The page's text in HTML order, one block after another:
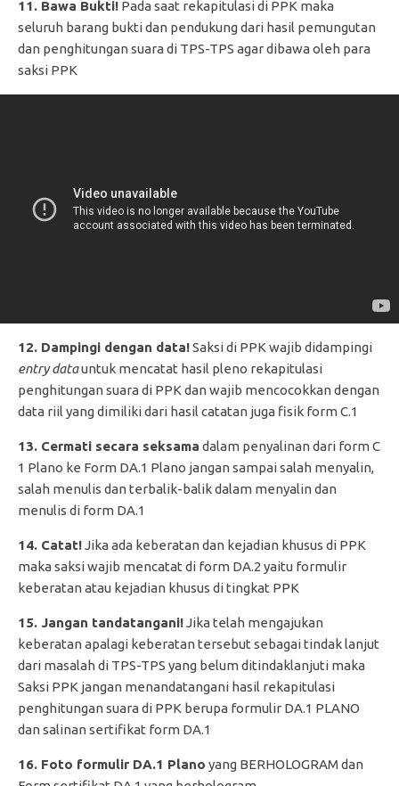
11. Bawa Bukti! Pada saat rekapitulasi di PPK maka
seluruh barang bukti dan pendukung dari hasil pemungutan
dan penghitungan suara di TPS-TPS agar dibawa oleh para
saksi PPK
12. Dampingi dengan data!Saksi di PPK wajib didampingi
entry datauntuk mencatat hasil pleno rekapitulasi
penghitungan suara di PPK dan wajib mencocokkan dengan
data riil yang dimiliki dari hasil catatan juga fisik form C.1
13. Cermati secara seksama dalam penyalinan dari form C
1 Plano ke Form DA.1 Plano jangan sampai salah menyalin,
salah menulis dan terbalik-balik dalam menyalin dan
menulis di form DA.1
14. Catat!Jika ada keberatan dan kejadian khusus di PPK
maka saksi wajib mencatat di form DA.2 yaitu formulir
keberatan atau kejadian khusus di tingkat PPK
15. Jangan tandatangani!Jika telah mengajukan
keberatan apalagi keberatan tersebut sebagai tindak lanjut
dari masalah di TPS-TPS yang belum ditindaklanjuti maka
Saksi PPK jangan menandatangani hasil rekapitulasi
penghitungan suara di PPK berupa formulir DA.1 PLANO
dan salinan sertifikat form DA.1
16. Foto formulir DA.1 Plano yang BERHOLOGRAM dan